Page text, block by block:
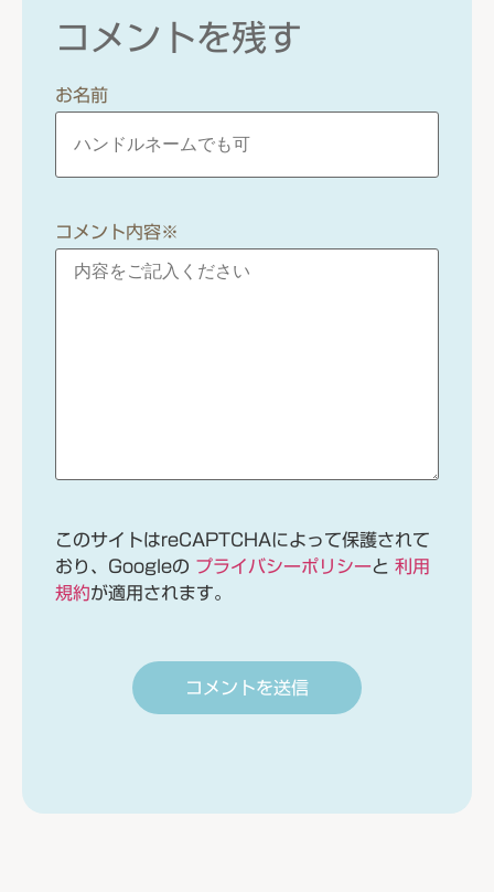
コメントを残す
お名前
コメント内容※
このサイトはreCAPTCHAによって保護されて
おり、Googleの プライバシーポリシーと 利用
規約が適用されます。